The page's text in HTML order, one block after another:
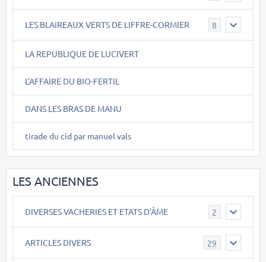
LES BLAIREAUX VERTS DE LIFFRE-CORMIER 8
LA REPUBLIQUE DE LUCIVERT
L'AFFAIRE DU BIO-FERTIL
DANS LES BRAS DE MANU
tirade du cid par manuel vals
LES ANCIENNES
DIVERSES VACHERIES ET ETATS D'ÂME 2
ARTICLES DIVERS 29